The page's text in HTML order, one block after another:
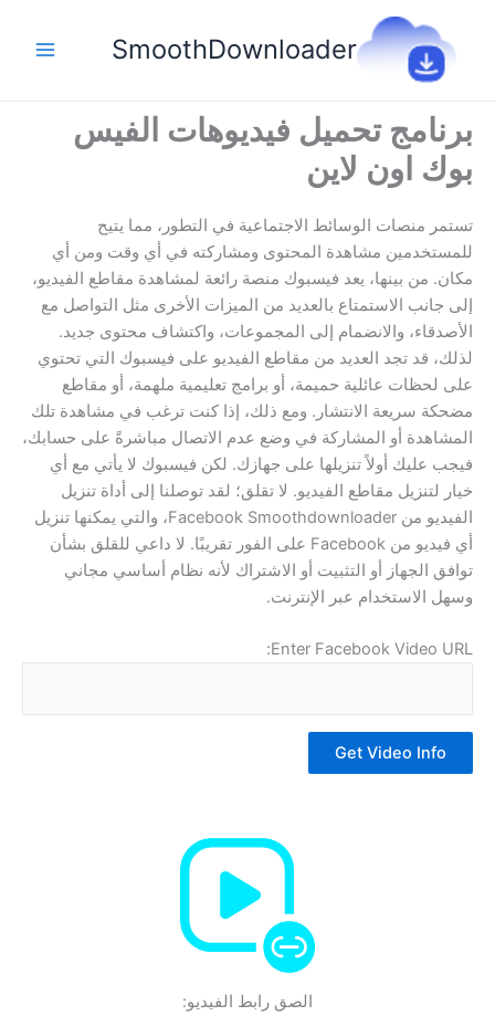
المحتوى
SmoothDownloader
برنامج تحميل فيديوهات الفيس
بوك اون لاين
تستمر منصات الوسائط الاجتماعية في التطور، مما يتيح
للمستخدمين مشاهدة المحتوى ومشاركته في أي وقت ومن أي
مكان. من بينها، يعد فيسبوك منصة رائعة لمشاهدة مقاطع الفيديو،
إلى جانب الاستمتاع بالعديد من الميزات الأخرى مثل التواصل مع
الأصدقاء، والانضمام إلى المجموعات، واكتشاف محتوى جديد.
لذلك، قد تجد العديد من مقاطع الفيديو على فيسبوك التي تحتوي
على لحظات عائلية حميمة، أو برامج تعليمية ملهمة، أو مقاطع
مضحكة سريعة الانتشار. ومع ذلك، إذا كنت ترغب في مشاهدة تلك
المشاهدة أو المشاركة في وضع عدم الاتصال مباشرةً على حسابك،
فيجب عليك أولاً تنزيلها على جهازك. لكن فيسبوك لا يأتي مع أي
خيار لتنزيل مقاطع الفيديو. لا تقلق؛ لقد توصلنا إلى أداة تنزيل
الفيديو من Facebook Smoothdownloader، والتي يمكنها تنزيل
أي فيديو من Facebook على الفور تقريبًا. لا داعي للقلق بشأن
توافق الجهاز أو التثبيت أو الاشتراك لأنه نظام أساسي مجاني
وسهل الاستخدام عبر الإنترنت.
Enter Facebook Video URL:
Get Video Info
الصق رابط الفيديو: